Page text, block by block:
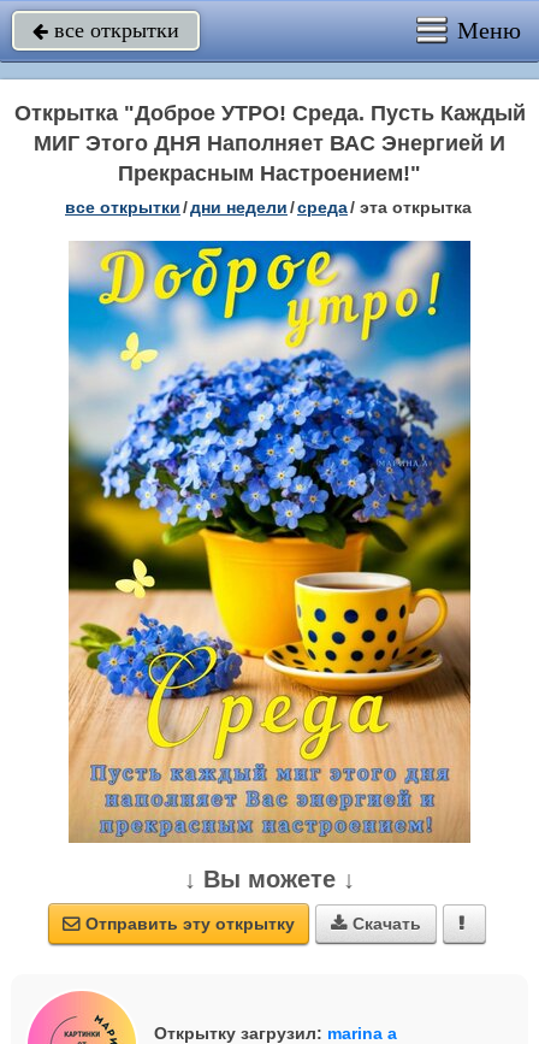
 все открытки Меню
Открытка "Доброе УТРО! Среда. Пусть Каждый
МИГ Этого ДНЯ Наполняет ВАС Энергией И
Прекрасным Настроением!"
все открытки/дни недели/среда/ эта открытка
↓ Вы можете ↓
 Отправить эту открытку  Скачать 
Открытку загрузил: marina a